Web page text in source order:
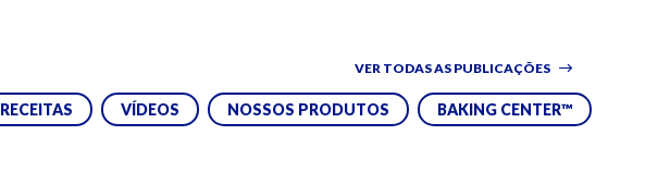
VER TODAS AS PUBLICAÇÕES
RECEITAS VÍDEOS NOSSOS PRODUTOS BAKING CENTER™